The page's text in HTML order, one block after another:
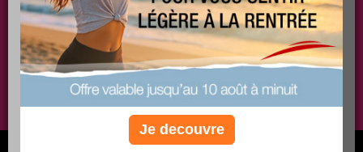
PLUS
EFFICACE
PLUS
SANTÉ
PLUS
COACHING
Non, je préfère le régime gratuit
6M de personnes ont maigri et réappris à manger avec nous
Je decouvre